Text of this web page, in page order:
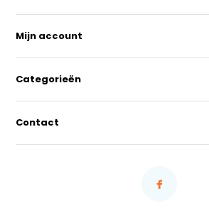
Mijn account
Categorieën
Contact